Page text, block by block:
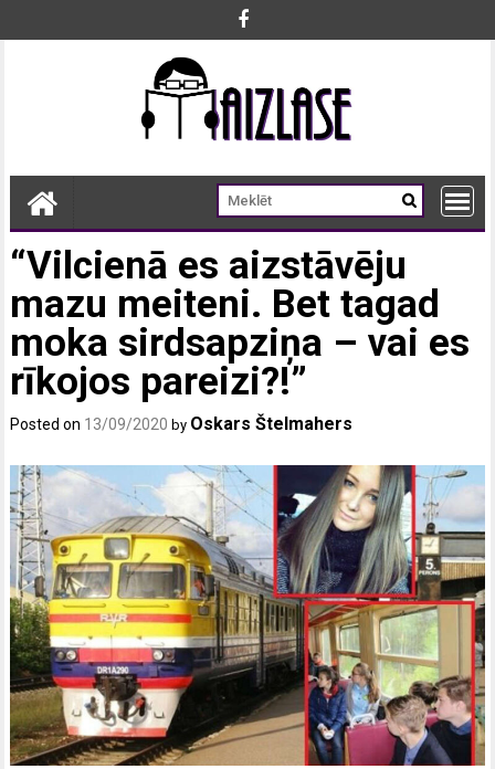
“Vilcienā es aizstāvēju
mazu meiteni. Bet tagad
moka sirdsapziņa – vai es
rīkojos pareizi?!”
Posted on 13/09/2020 by Oskars Štelmahers